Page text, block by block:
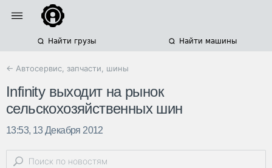
Найти грузы Найти машины
← Автосервис, запчасти, шины
Infinity выходит на рынок
сельскохозяйственных шин
13:53, 13 Декабря 2012